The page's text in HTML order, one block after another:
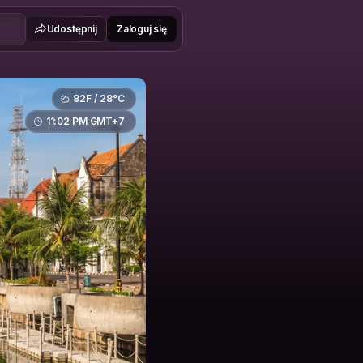
Udostępnij Zaloguj się
82F / 28°C
11:02 PM GMT+7